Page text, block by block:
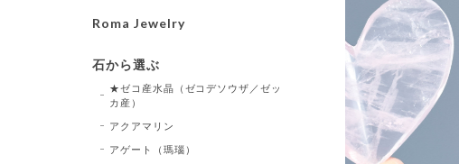
Roma Jewelry
石から選ぶ
★ゼコ産水晶（ゼコデソウザ／ゼッ
カ産）
アクアマリン
アゲート（瑪瑙）